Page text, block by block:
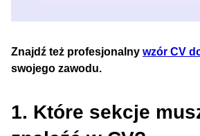
Znajdź też profesjonalny wzór CV
swojego zawodu.
1. Które sekcje